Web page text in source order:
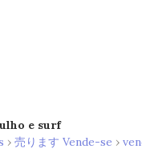
e surf
› 売ります Vende-se ›